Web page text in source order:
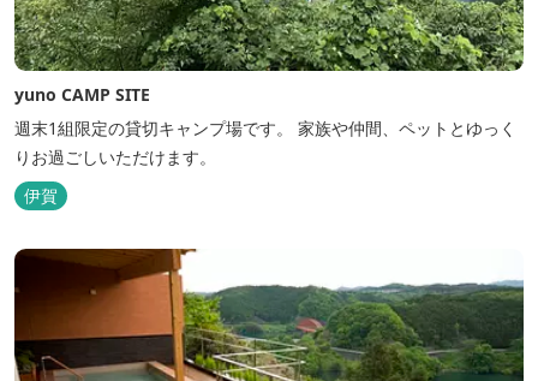
yuno CAMP SITE
週末1組限定の貸切キャンプ場です。 家族や仲間、ペットとゆっく
りお過ごしいただけます。
伊賀